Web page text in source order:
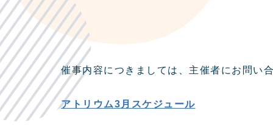
催事内容につきましては、主催者にお問い
アトリウム3月スケジュール